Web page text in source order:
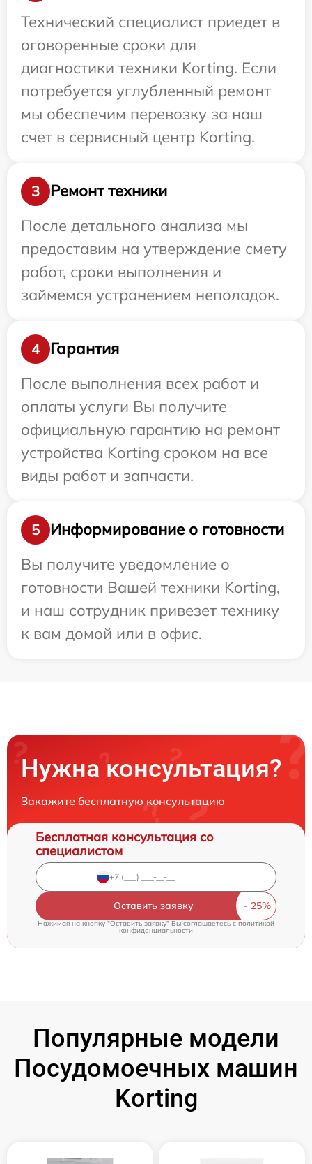
Технический специалист приедет в
оговоренные сроки для
диагностики техники Korting. Если
потребуется углубленный ремонт
мы обеспечим перевозку за наш
счет в сервисный центр Korting.
3
Ремонт техники
После детального анализа мы
предоставим на утверждение смету
работ, сроки выполнения и
займемся устранением неполадок.
4
Гарантия
После выполнения всех работ и
оплаты услуги Вы получите
официальную гарантию на ремонт
устройства Korting сроком на все
виды работ и запчасти.
5
Информирование о готовности
Вы получите уведомление о
готовности Вашей техники Korting,
и наш сотрудник привезет технику
к вам домой или в офис.
Нужна консультация?
Закажите бесплатную консультацию
Бесплатная консультация со
специалистом
Оставить заявку
Нажимая на кнопку "Оставить заявку" Вы соглашаетесь cполитикой
конфиденциальности
Популярные модели
Посудомоечных машин
Korting